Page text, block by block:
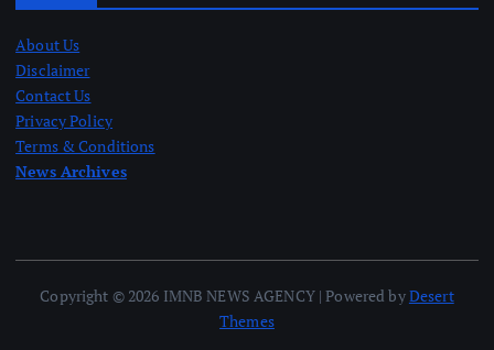
About Us
Disclaimer
Contact Us
Privacy Policy
Terms & Conditions
News Archives
Copyright © 2026 IMNB NEWS AGENCY | Powered byDesert
Themes